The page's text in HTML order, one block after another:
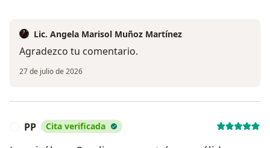
Lic. Angela Marisol Muñoz Martínez
Agradezco tu comentario.
27 de julio de 2026
PP Cita verificada